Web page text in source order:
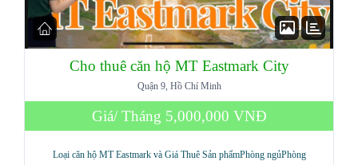
Cho thuê căn hộ MT Eastmark City
Quận 9, Hồ Chí Minh
Giá/ Tháng 5,000,000 VNĐ
Loại căn hộ MT Eastmark và Giá Thuê Sản phẩmPhòng ngủPhòng